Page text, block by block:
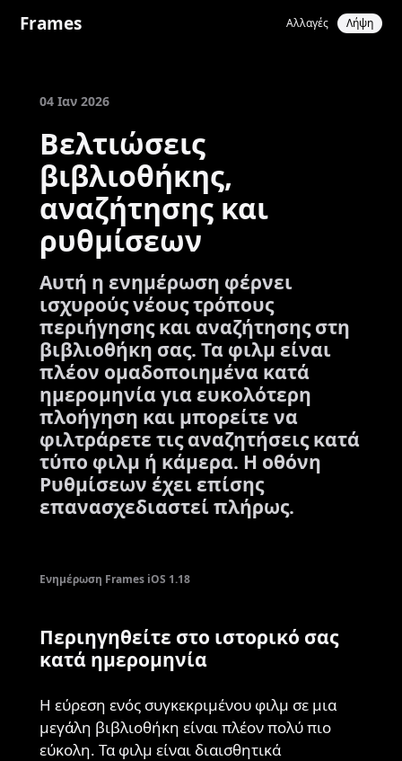
Frames Αλλαγές Λήψη
04 Ιαν 2026
Βελτιώσεις
βιβλιοθήκης,
αναζήτησης και
ρυθμίσεων
Αυτή η ενημέρωση φέρνει
ισχυρούς νέους τρόπους
περιήγησης και αναζήτησης στη
βιβλιοθήκη σας. Τα φιλμ είναι
πλέον ομαδοποιημένα κατά
ημερομηνία για ευκολότερη
πλοήγηση και μπορείτε να
φιλτράρετε τις αναζητήσεις κατά
τύπο φιλμ ή κάμερα. Η οθόνη
Ρυθμίσεων έχει επίσης
επανασχεδιαστεί πλήρως.
Ενημέρωση Frames iOS 1.18
Περιηγηθείτε στο ιστορικό σας
κατά ημερομηνία
Η εύρεση ενός συγκεκριμένου φιλμ σε μια
μεγάλη βιβλιοθήκη είναι πλέον πολύ πιο
εύκολη. Τα φιλμ είναι διαισθητικά